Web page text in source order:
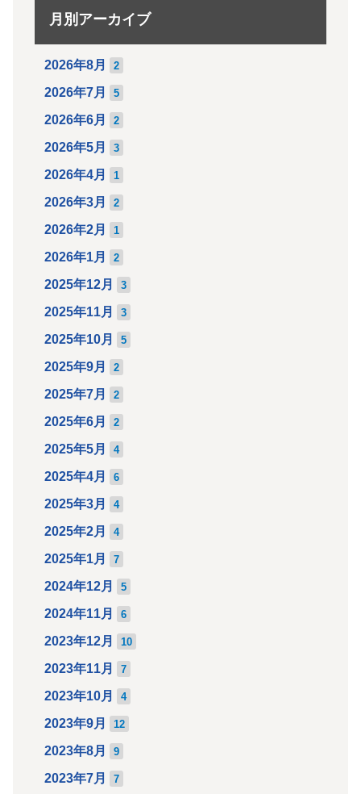
月別アーカイブ
2026年8月 2
2026年7月 5
2026年6月 2
2026年5月 3
2026年4月 1
2026年3月 2
2026年2月 1
2026年1月 2
2025年12月 3
2025年11月 3
2025年10月 5
2025年9月 2
2025年7月 2
2025年6月 2
2025年5月 4
2025年4月 6
2025年3月 4
2025年2月 4
2025年1月 7
2024年12月 5
2024年11月 6
2023年12月 10
2023年11月 7
2023年10月 4
2023年9月 12
2023年8月 9
2023年7月 7